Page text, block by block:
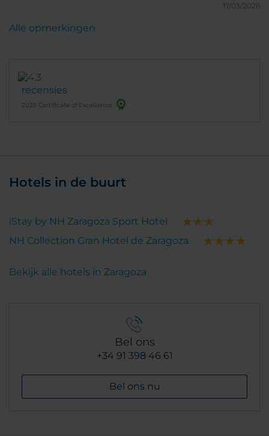
17/03/2026
recensies
2025 Certificate of Excellence
Alle opmerkingen
Hotels in de buurt
iStay by NH Zaragoza Sport Hotel
NH Collection Gran Hotel de Zaragoza
Bekijk alle hotels in Zaragoza
Bel ons
+34 91 398 46 61
Bel ons nu